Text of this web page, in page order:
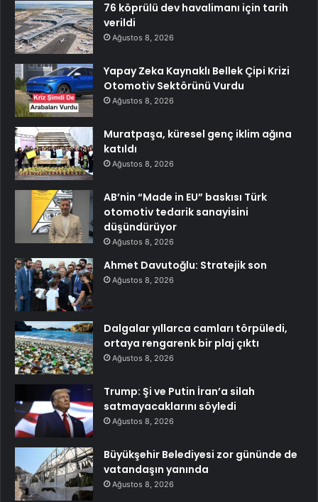
76 köprülü dev havalimanı için tarih
verildi
Ağustos 8, 2026
Yapay Zeka Kaynaklı Bellek Çipi Krizi
Otomotiv Sektörünü Vurdu
Ağustos 8, 2026
Muratpaşa, küresel genç iklim ağına
katıldı
Ağustos 8, 2026
AB’nin “Made in EU” baskısı Türk
otomotiv tedarik sanayisini
düşündürüyor
Ağustos 8, 2026
Ahmet Davutoğlu: Stratejik son
Ağustos 8, 2026
Dalgalar yıllarca camları törpüledi,
ortaya rengarenk bir plaj çıktı
Ağustos 8, 2026
Trump: Şi ve Putin İran’a silah
satmayacaklarını söyledi
Ağustos 8, 2026
Büyükşehir Belediyesi zor gününde de
vatandaşın yanında
Ağustos 8, 2026